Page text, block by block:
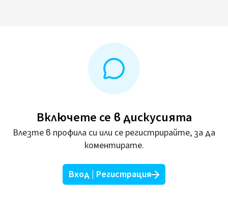
Включете се в дискусията
Влезте в профила си или се регистрирайте, за да
коментирате.
Вход | Регистрация